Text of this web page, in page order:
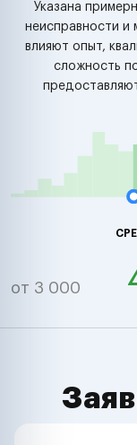
Указана
неисправности и
влияют опыт,
сложность
от 3 000